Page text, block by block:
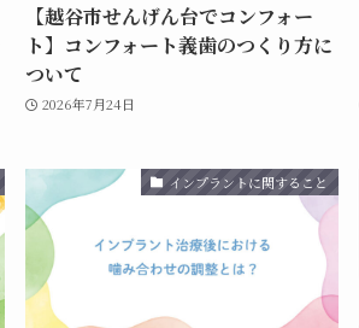
【越谷市せんげん台でコンフォー
ト】コンフォート義歯のつくり方に
ついて
2026年7月24日
インプラントに関すること